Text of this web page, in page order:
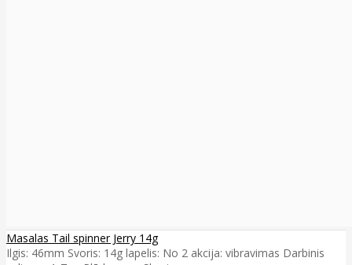
Masalas Tail spinner Jerry 14g
Ilgis: 46mm Svoris: 14g lapelis: No 2 akcija: vibravimas Darbinis